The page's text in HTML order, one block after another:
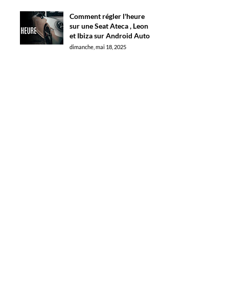
Comment régler l'heure
sur une Seat Ateca , Leon
et Ibiza sur Android Auto
dimanche, mai 18, 2025